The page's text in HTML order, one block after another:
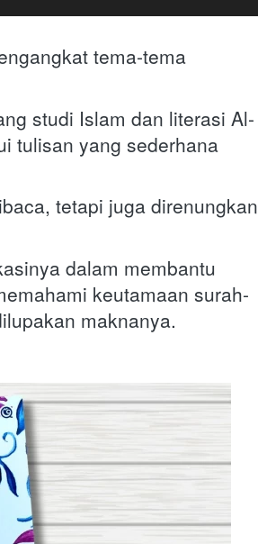
tema-tema
studi Islam dan literasi Al-
tulisan yang sederhana
tetapi juga direnungkan
dalam membantu
keutamaan surah-
maknanya.